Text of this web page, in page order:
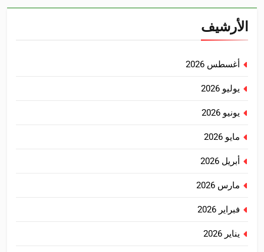
الأرشيف
أغسطس 2026
يوليو 2026
يونيو 2026
مايو 2026
أبريل 2026
مارس 2026
فبراير 2026
يناير 2026